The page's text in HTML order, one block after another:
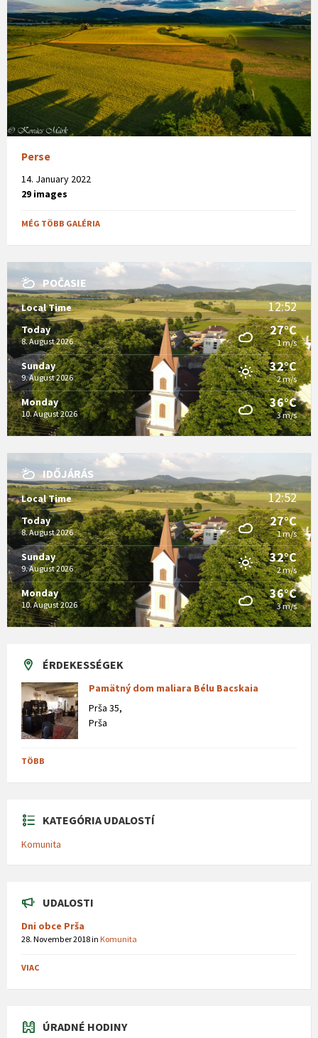
Perse
14. January 2022
29 images
MÉG TÖBB GALÉRIA
POČASIE
Local Time 12:52
Today
8. August 2026
27°C
1 m/s
Sunday
9. August 2026
32°C
2 m/s
Monday
10. August 2026
36°C
3 m/s
IDŐJÁRÁS
Local Time 12:52
Today
8. August 2026
27°C
1 m/s
Sunday
9. August 2026
32°C
2 m/s
Monday
10. August 2026
36°C
3 m/s
ÉRDEKESSÉGEK
Pamätný dom maliara Bélu Bacskaia
Prša 35,
Prša
TÖBB
KATEGÓRIA UDALOSTÍ
Komunita
UDALOSTI
Dni obce Prša
28. November 2018in Komunita
VIAC
ÚRADNÉ HODINY